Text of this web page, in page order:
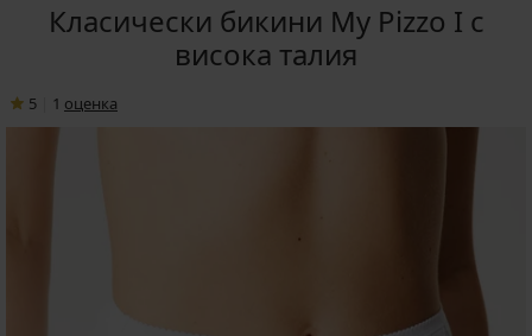
Класически бикини My Pizzo I с
висока талия
5 1 oценка